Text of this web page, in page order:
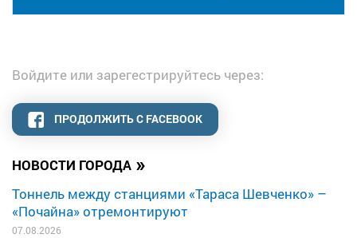
НОВОСТИ ГОРОДА »
Тоннель между станциями «Тараса Шевченко» –
«Почайна» отремонтируют
07.08.2026
Войдите или зарегестрируйтесь через:
ПРОДОЛЖИТЬ С FACEBOOK